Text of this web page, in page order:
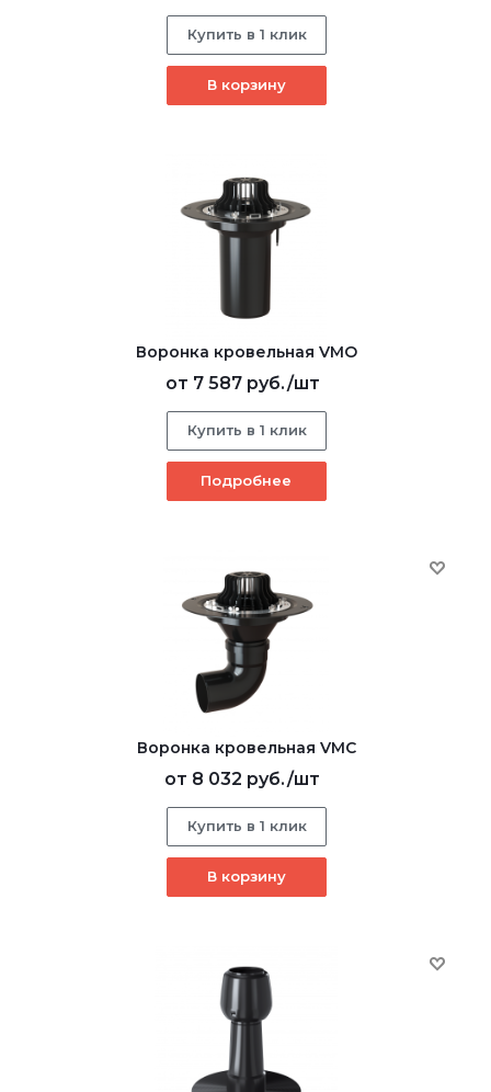
Купить в 1 клик
В корзину
Воронка кровельная VMO
от 7 587 руб./шт
Купить в 1 клик
Подробнее
Воронка кровельная VMC
от 8 032 руб./шт
Купить в 1 клик
В корзину